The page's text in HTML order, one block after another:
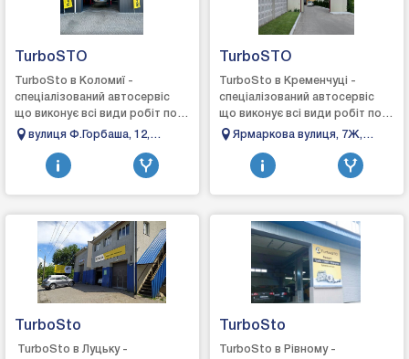
TurboSTO
TurboSto в Коломиї -
спеціалізований автосервіс
що виконує всі види робіт по
турбінах: зняття, діагностика,
виготовле...
вулиця Ф.Горбаша, 12,
Коломия, Івано-Франківська
область
TurboSTO
TurboSto в Кременчуці -
спеціалізований автосервіс
що виконує всі види робіт по
турбінах: зняття, діагностика,
вигото...
Ярмаркова вулиця, 7Ж,
Кременчук, Полтавська
область, 39600
TurboSto
TurboSto в Луцьку -
TurboSto
TurboSto в Рівному -